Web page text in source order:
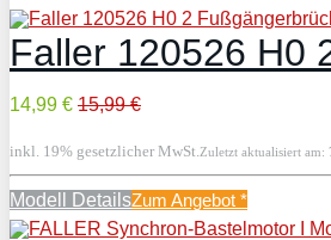
Faller 120526 H0
14,99 € 15,99 €
inkl. 19% gesetzlicher MwSt.Zuletzt aktualisiert am:
Modell DetailsZum Angebot *